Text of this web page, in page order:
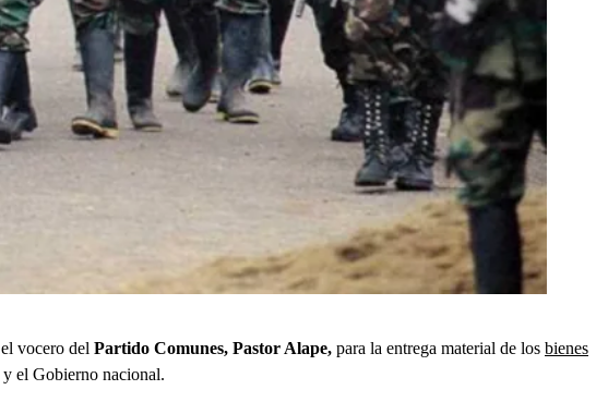
vocero del Partido Comunes, Pastor Alape, para la entrega material de los bienes
el Gobierno nacional.